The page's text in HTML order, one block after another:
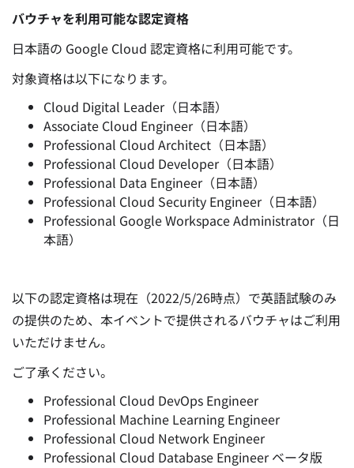
バウチャを利用可能な認定資格
日本語の Google Cloud 認定資格に利用可能です。
対象資格は以下になります。
Cloud Digital Leader（日本語）
Associate Cloud Engineer（日本語）
Professional Cloud Architect（日本語）
Professional Cloud Developer（日本語）
Professional Data Engineer（日本語）
Professional Cloud Security Engineer（日本語）
Professional Google Workspace Administrator（日
本語）
以下の認定資格は現在（2022/5/26時点）で英語試験のみ
の提供のため、本イベントで提供されるバウチャはご利用
いただけません。
ご了承ください。
Professional Cloud DevOps Engineer
Professional Machine Learning Engineer
Professional Cloud Network Engineer
Professional Cloud Database Engineer ベータ版